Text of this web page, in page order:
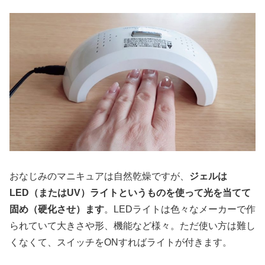
おなじみのマニキュアは自然乾燥ですが、 ジェルは
LED（またはUV）ライトというものを使って光を当てて
固め（硬化させ）ます。LEDライトは色々なメーカーで作
られていて大きさや形、機能など様々。ただ使い方は難し
くなくて、スイッチをONすればライトが付きます。